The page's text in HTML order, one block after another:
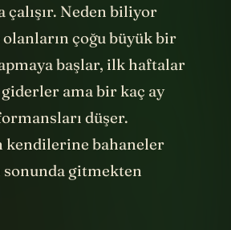
çalışır. Neden biliyor
olanların çoğu büyük bir
başlar, ilk haftalar
ama bir kaç ay
düşer.
kendilerine bahaneler
gitmekten